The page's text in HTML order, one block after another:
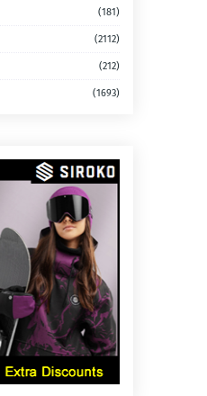
(181)
(2112)
(212)
(1693)